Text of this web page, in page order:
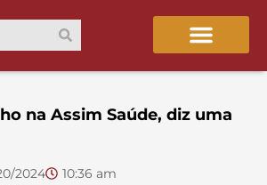
na Assim Saúde, diz uma
2024
10:36 am